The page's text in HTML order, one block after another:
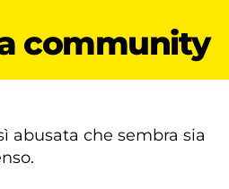
community
abusata che sembra sia